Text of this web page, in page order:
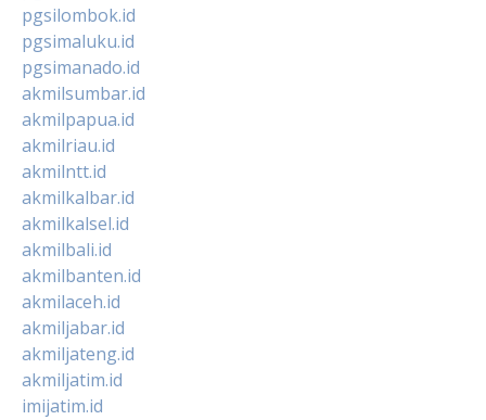
pgsilombok.id
pgsimaluku.id
pgsimanado.id
akmilsumbar.id
akmilpapua.id
akmilriau.id
akmilntt.id
akmilkalbar.id
akmilkalsel.id
akmilbali.id
akmilbanten.id
akmilaceh.id
akmiljabar.id
akmiljateng.id
akmiljatim.id
imijatim.id